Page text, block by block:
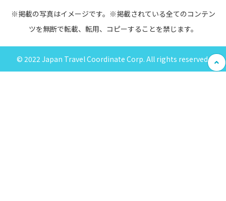
※掲載の写真はイメージです。※掲載されている全てのコンテン
ツを無断で転載、転用、コピーすることを禁じます。
© 2022 Japan Travel Coordinate Corp. All rights reserved.